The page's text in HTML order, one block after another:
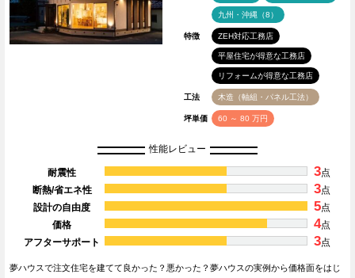
九州・沖縄（8）
特徴 ZEH対応工務店
平屋住宅が得意な工務店
リフォームが得意な工務店
工法 木造（軸組・パネル工法）
坪単価 60 ～ 80 万円
性能レビュー
耐震性 3点
断熱/省エネ性
3点
設計の自由度
5点
価格
4点
アフターサポート
3点
夢ハウスで注文住宅を建てて良かった？悪かった？夢ハウスの実例から価格面をはじ